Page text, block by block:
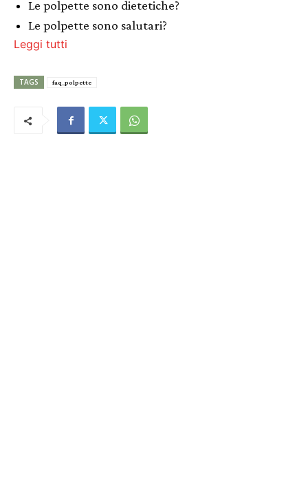
Le polpette sono dietetiche?
Le polpette sono salutari?
Leggi tutti
TAGS faq_polpette